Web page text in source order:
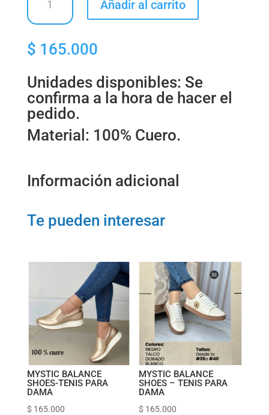
BALANCE
SHOES
TENIS
DAMA
cantidad
Añadir al carrito
$ 165.000
Unidades disponibles: Se
confirma a la hora de hacer el
pedido.
Material: 100% Cuero.
Información adicional
Te pueden interesar
MYSTIC BALANCE
SHOES-TENIS PARA
DAMA
$ 165.000
MYSTIC BALANCE
SHOES – TENIS PARA
DAMA
$ 165.000